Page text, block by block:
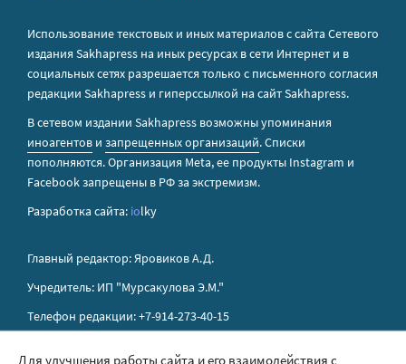
Использование текстовых и иных материалов с сайта Сетевого
издания Sakhapress на иных ресурсах в сети Интернет и в
социальных сетях разрешается только с письменного согласия
редакции Sakhapress и гиперссылкой на сайт Sakhapress.
В сетевом издании Sakhapress возможны упоминания
иноагентов и запрещенных организаций. Списки
пополняются. Организация Metа, ее продукты Instagram и
Facebook запрещены в РФ за экстремизм.
Разработка сайта: iolky
Главный редактор: Яровиков А.Д.
Учредитель: ИП "Мурсакулова Э.М."
Телефон редакции: +7-914-273-40-15
Для улучшения работы сайта и его взаимодействия с